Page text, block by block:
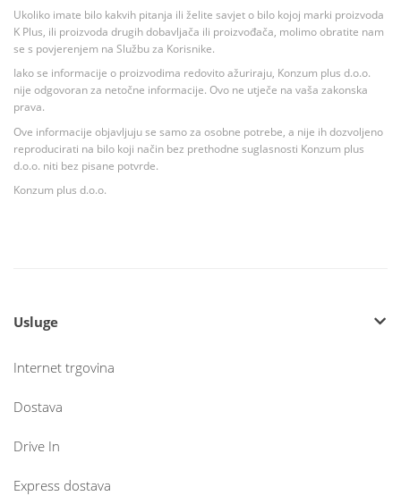
Ukoliko imate bilo kakvih pitanja ili želite savjet o bilo kojoj marki proizvoda
K Plus, ili proizvoda drugih dobavljača ili proizvođača, molimo obratite nam
se s povjerenjem na Službu za Korisnike.
Iako se informacije o proizvodima redovito ažuriraju, Konzum plus d.o.o.
nije odgovoran za netočne informacije. Ovo ne utječe na vaša zakonska
prava.
Ove informacije objavljuju se samo za osobne potrebe, a nije ih dozvoljeno
reproducirati na bilo koji način bez prethodne suglasnosti Konzum plus
d.o.o. niti bez pisane potvrde.
Konzum plus d.o.o.
Usluge
Internet trgovina
Dostava
Drive In
Express dostava